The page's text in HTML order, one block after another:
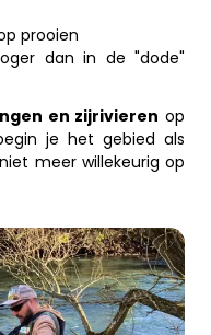
prooien
dan in de "dode"
en zijrivieren op
je het gebied als
meer willekeurig op